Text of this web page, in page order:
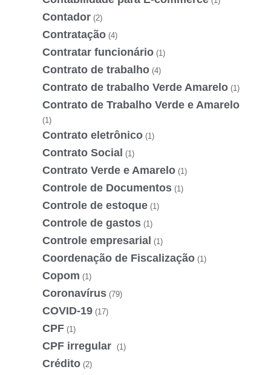
Contador (2)
Contratação (4)
Contratar funcionário (1)
Contrato de trabalho (4)
Contrato de trabalho Verde Amarelo (1)
Contrato de Trabalho Verde e Amarelo
(1)
Contrato eletrônico (1)
Contrato Social (1)
Contrato Verde e Amarelo (1)
Controle de Documentos (1)
Controle de estoque (1)
Controle de gastos (1)
Controle empresarial (1)
Coordenação de Fiscalização (1)
Copom (1)
Coronavírus (79)
COVID-19 (17)
CPF (1)
CPF irregular (1)
Crédito (2)